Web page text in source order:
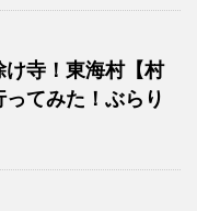
寺！東海村【村
てみた！ぶらり